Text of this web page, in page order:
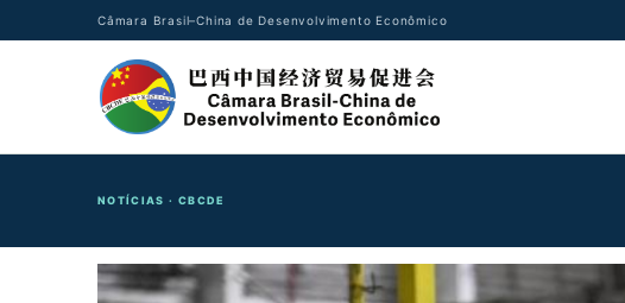
Câmara Brasil–China de Desenvolvimento Econômico
NOTÍCIAS · CBCDE